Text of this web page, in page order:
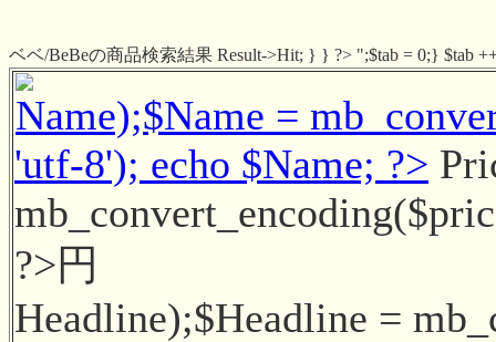
ベベ/BeBeの商品検索結果 Result->Hit; } } ?> ";$tab = 0;} $tab
Name);$Name =
'utf-8'); echo $Name; ?>
?>円
Headline);$Headline =